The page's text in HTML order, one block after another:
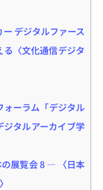
ー デジタルファース
る〈文化通信デジタ
ォーラム「デジタル
ジタルアーカイブ学
展覧会 8 ― 〈日本